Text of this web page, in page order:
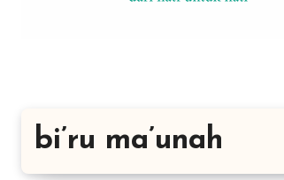
bi’ru ma’unah